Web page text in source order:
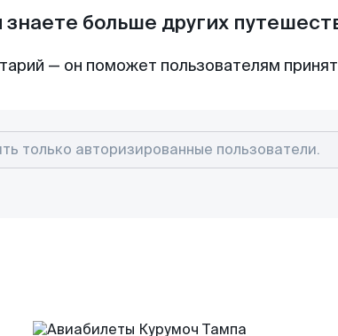
знаете больше других
— он поможет пользователям